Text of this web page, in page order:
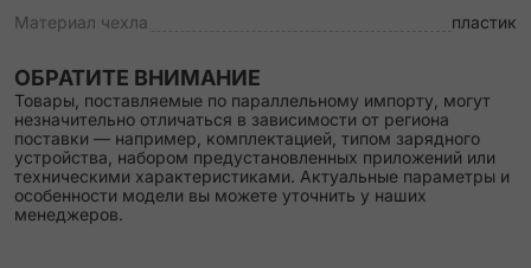
Материал чехла пластик
ОБРАТИТЕ ВНИМАНИЕ
Товары, поставляемые по параллельному импорту, могут
незначительно отличаться в зависимости от региона
поставки — например, комплектацией, типом зарядного
устройства, набором предустановленных приложений или
техническими характеристиками. Актуальные параметры и
особенности модели вы можете уточнить у наших
менеджеров.